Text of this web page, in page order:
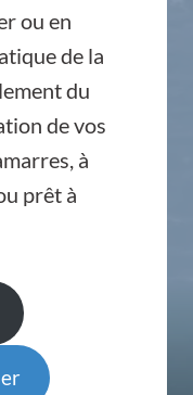
ou en
de la
du
de vos
à
prêt à